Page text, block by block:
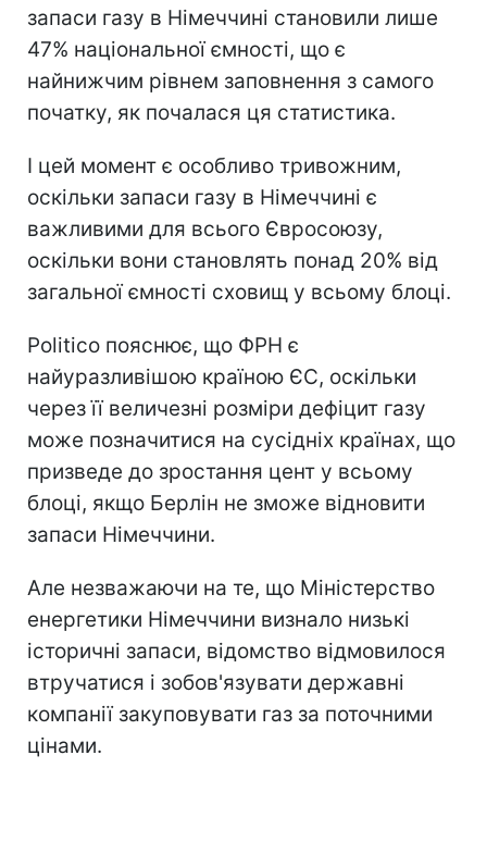
запаси газу в Німеччині становили лише
47% національної ємності, що є
найнижчим рівнем заповнення з самого
початку, як почалася ця статистика.
І цей момент є особливо тривожним,
оскільки запаси газу в Німеччині є
важливими для всього Євросоюзу,
оскільки вони становлять понад 20% від
загальної ємності сховищ у всьому блоці.
Politico пояснює, що ФРН є
найуразливішою країною ЄС, оскільки
через її величезні розміри дефіцит газу
може позначитися на сусідніх країнах, що
призведе до зростання цент у всьому
блоці, якщо Берлін не зможе відновити
запаси Німеччини.
Але незважаючи на те, що Міністерство
енергетики Німеччини визнало низькі
історичні запаси, відомство відмовилося
втручатися і зобов'язувати державні
компанії закуповувати газ за поточними
цінами.